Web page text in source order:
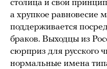
столица и свои
а хрупкое равновесие
поддерживается
браков. Выходцы из
сюрприз для русского
нормальные имена